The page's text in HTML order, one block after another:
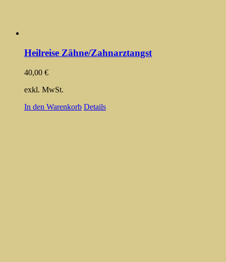
Heilreise Zähne/Zahnarztangst
40,00 €
exkl. MwSt.
In den Warenkorb Details